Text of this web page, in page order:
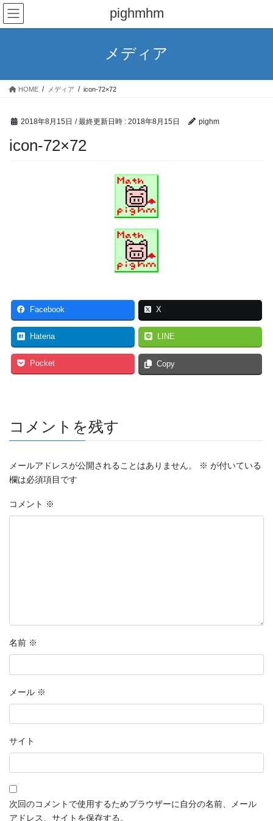
コ
ン
テ
ス
ナ
ビ
ゲ
ン
pighmhm
メディア
HOME メディア icon-72×72
2018年8月15日 / 最終更新日時 : 2018年8月15日 pighm
icon-72×72
Facebook X
Hatena LINE
Pocket Copy
コメントを残す
メールアドレスが公開されることはありません。 ※ が付いている
欄は必須項目です
コメント ※
名前 ※
メール ※
サイト
次回のコメントで使用するためブラウザーに自分の名前、メール
アドレス、サイトを保存する。